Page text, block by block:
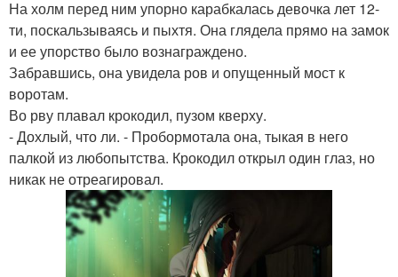
На холм перед ним упорно карабкалась девочка лет 12-
ти, поскальзываясь и пыхтя. Она глядела прямо на замок
и ее упорство было вознаграждено.
Забравшись, она увидела ров и опущенный мост к
воротам.
Во рву плавал крокодил, пузом кверху.
- Дохлый, что ли. - Пробормотала она, тыкая в него
палкой из любопытства. Крокодил открыл один глаз, но
никак не отреагировал.